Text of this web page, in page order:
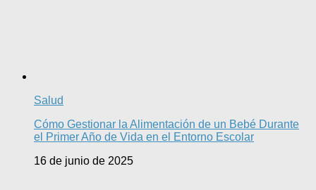
Salud
Cómo Gestionar la Alimentación de un Bebé Durante
el Primer Año de Vida en el Entorno Escolar
16 de junio de 2025